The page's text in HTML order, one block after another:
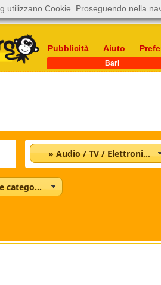
Pubblicità Aiuto
Bari
» Audio / TV / Elettronica
Tutte le categorie
utilizzano Cookie. Proseguendo nella